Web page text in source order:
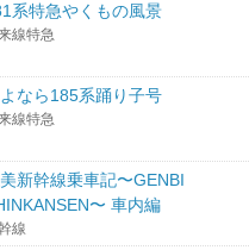
系特急やくもの風景
線特急
なら185系踊り子号
線特急
新幹線乗車記〜GENBI
〜 車内編
線